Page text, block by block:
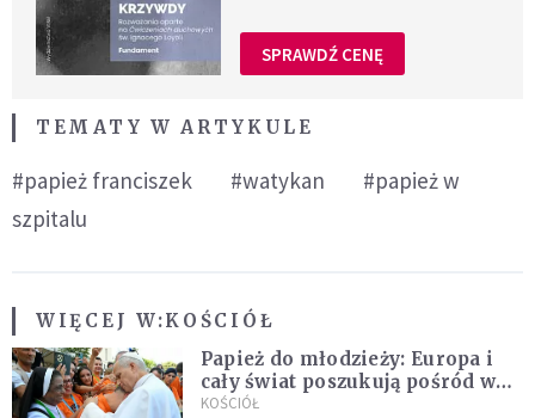
SPRAWDŹ CENĘ
TEMATY W ARTYKULE
#papież franciszek #watykan
#papież w
szpitalu
WIĘCEJ W:KOŚCIÓŁ
Papież do młodzieży: Europa i
cały świat poszukują pośród was
nowych świętych
KOŚCIÓŁ